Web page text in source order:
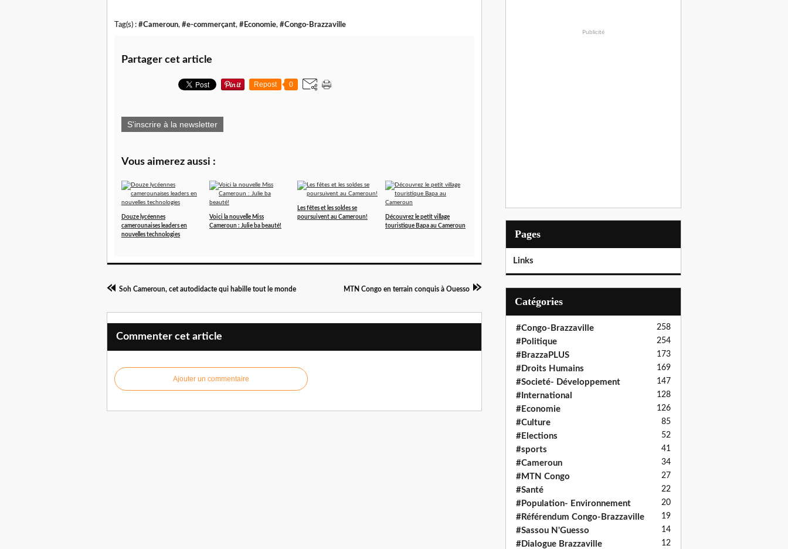
Tag(s) : #Cameroun, #e-commerçant, #Economie, #Congo-Brazzaville
Partager cet article
Repost 0
S'inscrire à la newsletter
Vous aimerez aussi :
Douze lycéennes
camerounaises leaders en
nouvelles technologies
Voici la nouvelle Miss
Cameroun : Julie ba beauté!
Les fêtes et les soldes se
poursuivent au Cameroun!
Découvrez le petit village
touristique Bapa au Cameroun
Soh Cameroun, cet autodidacte qui habille tout le monde MTN Congo en terrain conquis à Ouesso
Commenter cet article
Ajouter un commentaire
Publicité
Pages
Links
Catégories
#Congo-Brazzaville 258
#Politique 254
#BrazzaPLUS 173
#Droits Humains 169
#Societé- Développement 147
#International 128
#Economie 126
#Culture 85
#Elections 52
#sports 41
#Cameroun 34
#MTN Congo 27
#Santé 22
#Population- Environnement 20
#Référendum Congo-Brazzaville 19
#Sassou N'Guesso 14
#Dialogue Brazzaville 12